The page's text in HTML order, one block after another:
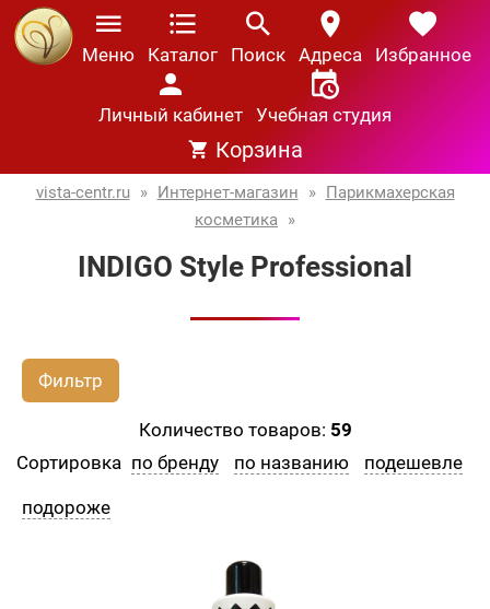
Меню Каталог Поиск Адреса Избранное
Личный кабинет Учебная студия
Корзина
vista-centr.ru » Интернет-магазин » Парикмахерская
косметика »
INDIGO Style Professional
Фильтр
Количество товаров: 59
Сортировка по бренду по названию подешевле
подороже